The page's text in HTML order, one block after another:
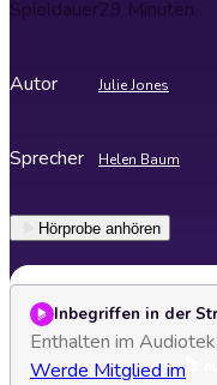
Spieldauer29 Minuten
Autor Julie Jones
Sprecher Helen Baum
Hörprobe anhören
Inbegriffen in der
Enthalten im
Werde Mitglied im